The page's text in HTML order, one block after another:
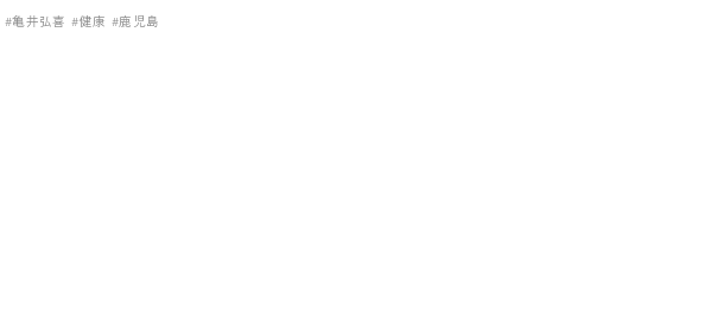
亀井弘喜 健康 鹿児島